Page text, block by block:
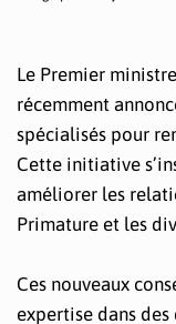
Le Premier
récemment
spécialisés pour
Cette initiative
améliorer les
Primature et les
Ces nouveaux
expertise dans